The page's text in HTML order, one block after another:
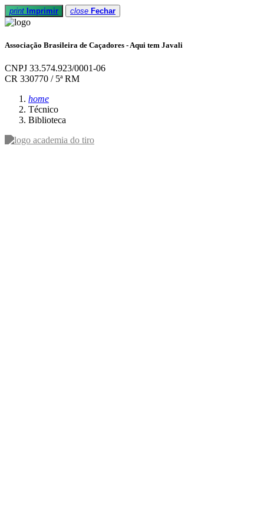
print Imprimir close Fechar
Associação Brasileira de Caçadores - Aqui tem Javali
CNPJ 33.574.923/0001-06
CR 330770 / 5ª RM
home
Técnico
Biblioteca